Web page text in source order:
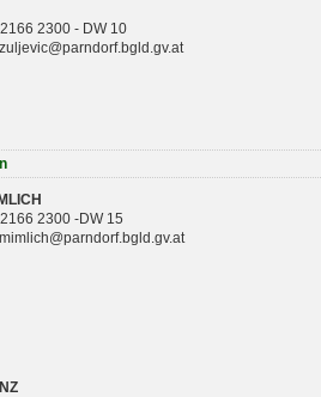
2300 - DW 10
2300 -DW 15